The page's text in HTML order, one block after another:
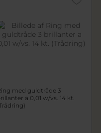
med guldtråde 3
a 0,01 w/vs. 14 kt.